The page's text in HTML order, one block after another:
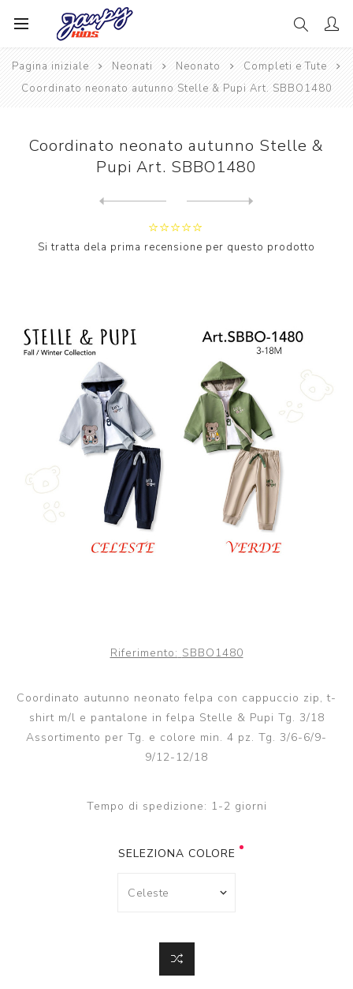
Pagina iniziale Neonati Neonato
Completi e Tute
Coordinato neonato autunno Stelle & Pupi Art. SBBO1480
Coordinato neonato autunno Stelle &
Pupi Art. SBBO1480
Si tratta dela prima recensione per questo prodotto
Riferimento: SBBO1480
Coordinato autunno neonato felpa con cappuccio zip, t-
shirt m/l e pantalone in felpa Stelle & Pupi Tg. 3/18
Assortimento per Tg. e colore min. 4 pz. Tg. 3/6-6/9-
9/12-12/18
Tempo di spedizione: 1-2 giorni
SELEZIONA COLORE